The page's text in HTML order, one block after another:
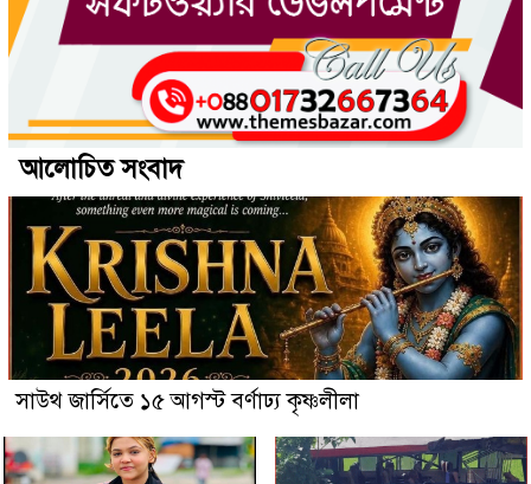
আলোচিত সংবাদ
সাউথ জার্সিতে ১৫ আগস্ট বর্ণাঢ্য কৃষ্ণলীলা